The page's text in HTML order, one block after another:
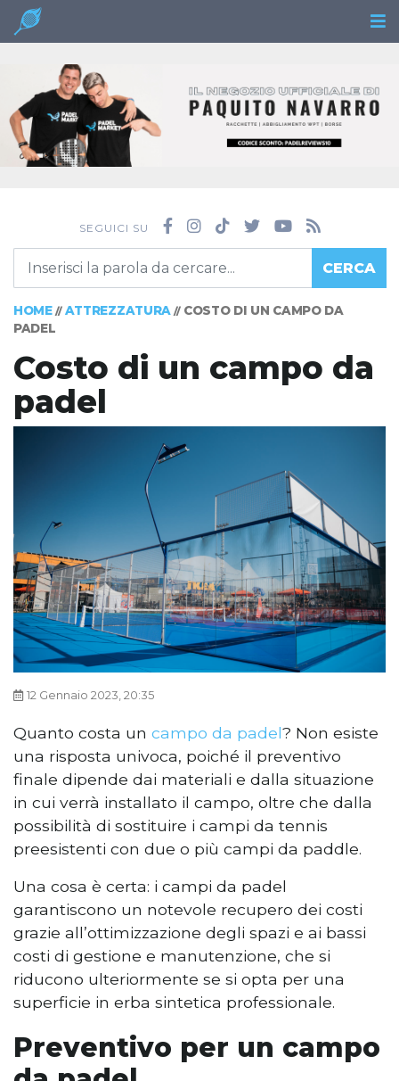
SEGUICI SU
CERCA
HOME// ATTREZZATURA // COSTO DI UN CAMPO DA
PADEL
Costo di un campo da
padel
12 Gennaio 2023, 20:35
Quanto costa un campo da padel? Non esiste
una risposta univoca, poiché il preventivo
finale dipende dai materiali e dalla situazione
in cui verrà installato il campo, oltre che dalla
possibilità di sostituire i campi da tennis
preesistenti con due o più campi da paddle.
Una cosa è certa: i campi da padel
garantiscono un notevole recupero dei costi
grazie all’ottimizzazione degli spazi e ai bassi
costi di gestione e manutenzione, che si
riducono ulteriormente se si opta per una
superficie in erba sintetica professionale.
Preventivo per un campo